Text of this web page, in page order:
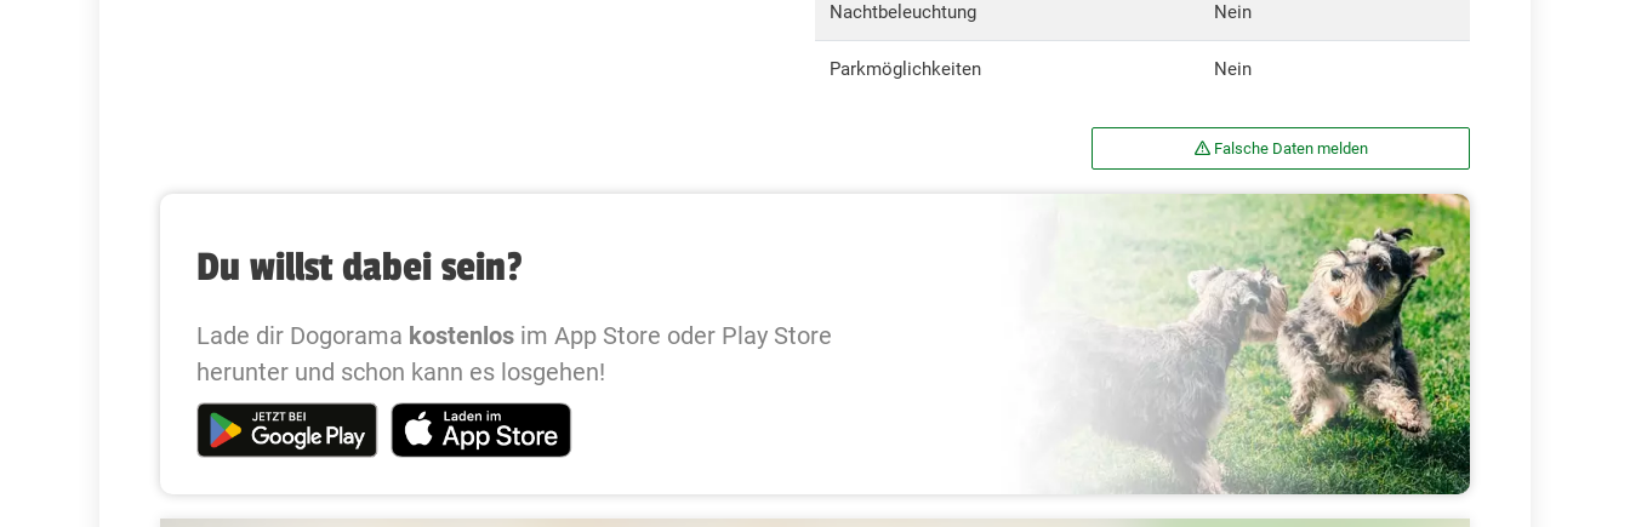
Nachtbeleuchtung Nein
Parkmöglichkeiten Nein
Falsche Daten melden
Du willst dabei sein?
Lade dir Dogorama kostenlos im App Store oder Play Store
herunter und schon kann es losgehen!